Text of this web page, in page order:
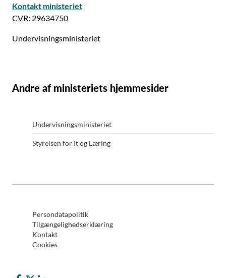
Kontakt ministeriet
CVR: 29634750
Undervisningsministeriet
Andre af ministeriets hjemmesider
Undervisningsministeriet
Styrelsen for It og Læring
Persondatapolitik
Tilgængelighedserklæring
Kontakt
Cookies